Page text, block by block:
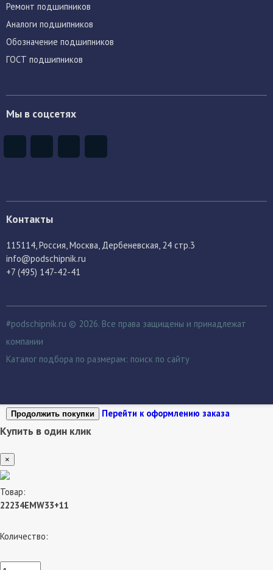
Ремонт подшипников
Аналоги подшипников
Обозначение подшипников
ГОСТ подшипников
Мы в соцсетях
Контакты
115114 , Россия, Москва, Дербеневская, 24 стр.3
info@podschipnik.ru
+7 (495) 147-42-41
#podschipnik.ru © 2026. Все права защищены и принадлежат
компании
Каталог подбора по размерам: поиск по сайту
Продолжить покупки Перейти к оформлению заказа
Купить в один клик
×
Товар:
22234EMW33+11
Количество: